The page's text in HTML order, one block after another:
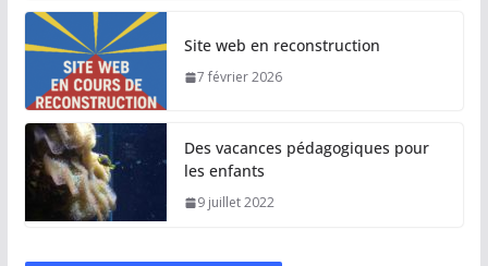
Site web en reconstruction
7 février 2026
Des vacances pédagogiques pour
les enfants
9 juillet 2022